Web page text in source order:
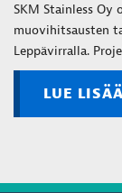
SKM Stainless
muovihitsausten
Leppävirralla.
LUE LISÄÄ